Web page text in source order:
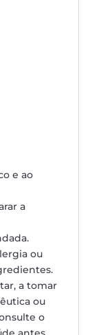
e ao
a
ou
a tomar
ou
o